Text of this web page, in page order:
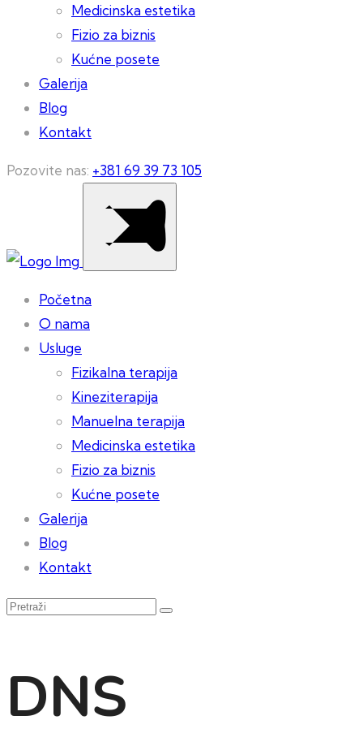
Medicinska estetika
Fizio za biznis
Kućne posete
Galerija
Blog
Kontakt
Pozovite nas: +381 69 39 73 105
Početna
O nama
Usluge
Fizikalna terapija
Kineziterapija
Manuelna terapija
Medicinska estetika
Fizio za biznis
Kućne posete
Galerija
Blog
Kontakt
DNS